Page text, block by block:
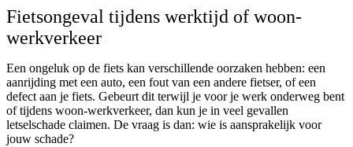
Fietsongeval tijdens werktijd of woon-
werkverkeer
Een ongeluk op de fiets kan verschillende oorzaken hebben: een
aanrijding met een auto, een fout van een andere fietser, of een
defect aan je fiets. Gebeurt dit terwijl je voor je werk onderweg bent
of tijdens woon-werkverkeer, dan kun je in veel gevallen
letselschade claimen. De vraag is dan: wie is aansprakelijk voor
jouw schade?